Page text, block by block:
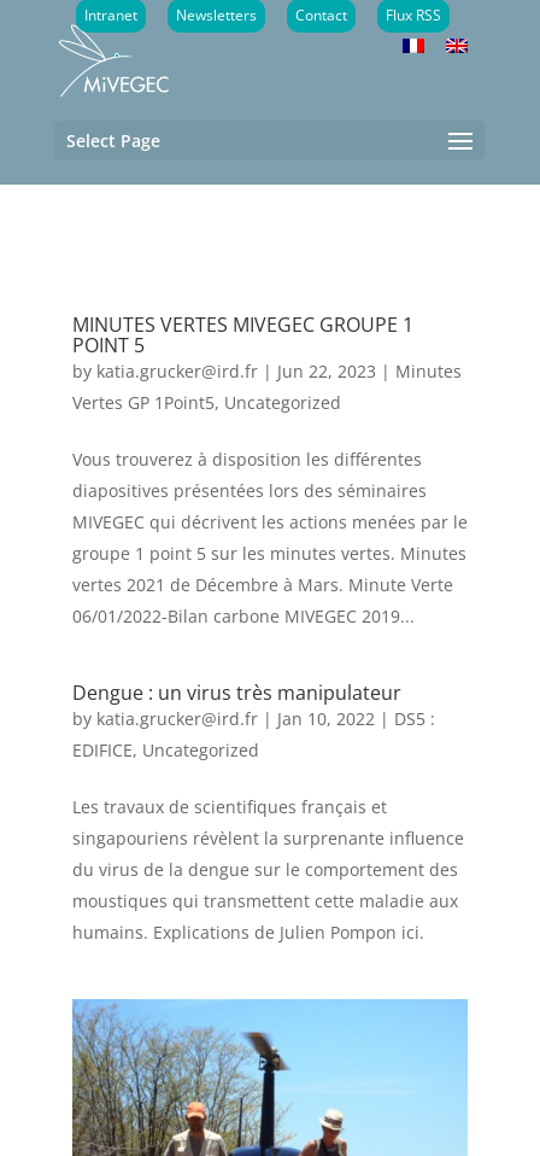
Intranet Newsletters Contact Flux RSS
Select Page
MINUTES VERTES MIVEGEC GROUPE 1
POINT 5
by katia.grucker@ird.fr| Jun 22, 2023 | Minutes
Vertes GP 1Point5, Uncategorized
Vous trouverez à disposition les différentes
diapositives présentées lors des séminaires
MIVEGEC qui décrivent les actions menées par le
groupe 1 point 5 sur les minutes vertes. Minutes
vertes 2021 de Décembre à Mars. Minute Verte
06/01/2022-Bilan carbone MIVEGEC 2019...
Dengue : un virus très manipulateur
by katia.grucker@ird.fr| Jan 10, 2022| DS5 :
EDIFICE, Uncategorized
Les travaux de scientifiques français et
singapouriens révèlent la surprenante influence
du virus de la dengue sur le comportement des
moustiques qui transmettent cette maladie aux
humains. Explications de Julien Pompon ici.